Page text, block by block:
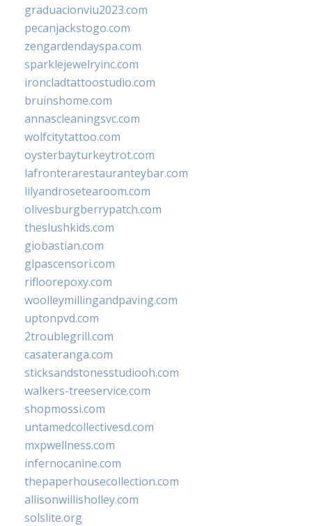
graduacionviu2023.com
pecanjackstogo.com
zengardendayspa.com
sparklejewelryinc.com
ironcladtattoostudio.com
bruinshome.com
annascleaningsvc.com
wolfcitytattoo.com
oysterbayturkeytrot.com
lafronterarestauranteybar.com
lilyandrosetearoom.com
olivesburgberrypatch.com
theslushkids.com
giobastian.com
glpascensori.com
rifloorepoxy.com
woolleymillingandpaving.com
uptonpvd.com
2troublegrill.com
casateranga.com
sticksandstonesstudiooh.com
walkers-treeservice.com
shopmossi.com
untamedcollectivesd.com
mxpwellness.com
infernocanine.com
thepaperhousecollection.com
allisonwillisholley.com
solslite.org